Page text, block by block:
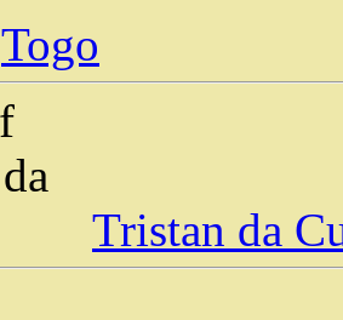
Togo
Tristan da